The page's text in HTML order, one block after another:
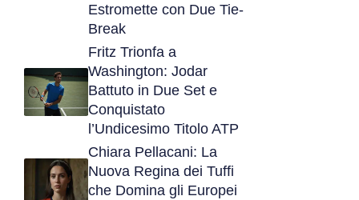
Estromette con Due Tie-
Break
Fritz Trionfa a
Washington: Jodar
Battuto in Due Set e
Conquistato
l’Undicesimo Titolo ATP
Chiara Pellacani: La
Nuova Regina dei Tuffi
che Domina gli Europei